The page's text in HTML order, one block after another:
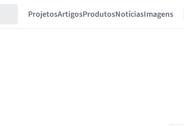
ProjetosArtigosProdutosNotíciasImagens